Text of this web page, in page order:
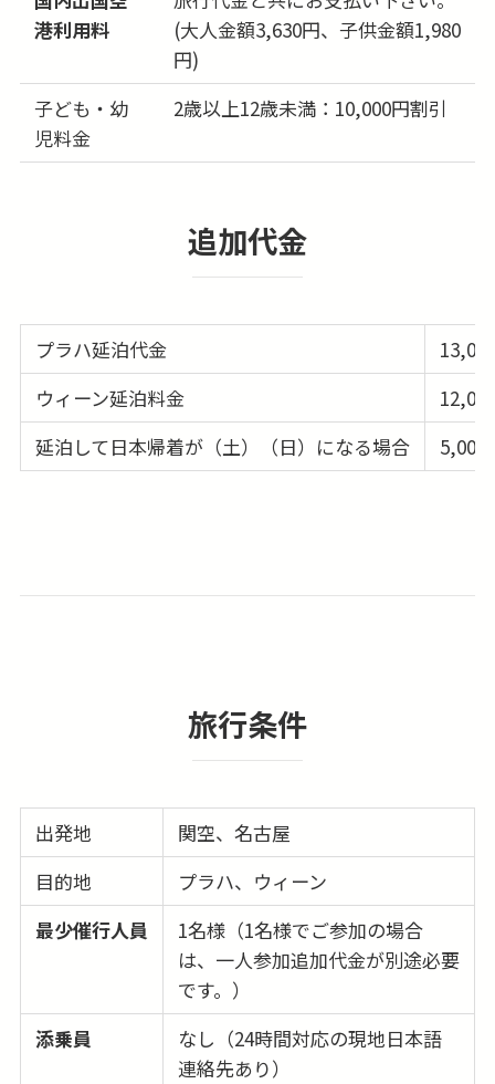
28日
(金) 196,000円 問合せる
(土) 196,000円 問合せる
30日 196,000円 問合せる
181,000円
港利用料
(大人金額3,630円、子供金額1,980
円)
子ども・幼
児料金
2歳以上12歳未満：10,000円割引
追加代金
プラハ延泊代金
ウィーン延泊料金
延泊して日本帰着が（土）（日）になる場合
5,000
旅行条件
出発地
関空、名古屋
目的地
プラハ、ウィーン
最少催行人員
1名様（1名様でご参加の場合
は、一人参加追加代金が別途必要
です。）
添乗員
なし（24時間対応の現地日本語
連絡先あり）